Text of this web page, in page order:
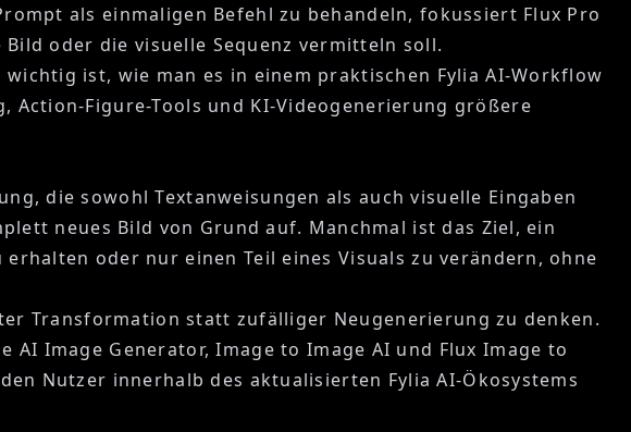
als einmaligen Befehl zu behandeln, fokussiert Flux Pro
oder die visuelle Sequenz vermitteln soll.
ist, wie man es in einem praktischen Fylia AI-Workflow
Action-Figure-Tools und KI-Videogenerierung größere
die sowohl Textanweisungen als auch visuelle Eingaben
neues Bild von Grund auf. Manchmal ist das Ziel, ein
oder nur einen Teil eines Visuals zu verändern, ohne
Transformation statt zufälliger Neugenerierung zu denken.
AI Image Generator,Image to Image AI und Flux Image to
Nutzer innerhalb des aktualisierten Fylia AI-Ökosystems